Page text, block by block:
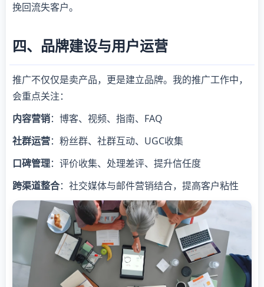
挽回流失客户。
四、品牌建设与用户运营
推广不仅仅是卖产品，更是建立品牌。我的推广工作中，
会重点关注：
内容营销：博客、视频、指南、FAQ
社群运营：粉丝群、社群互动、UGC收集
口碑管理：评价收集、处理差评、提升信任度
跨渠道整合：社交媒体与邮件营销结合，提高客户粘性